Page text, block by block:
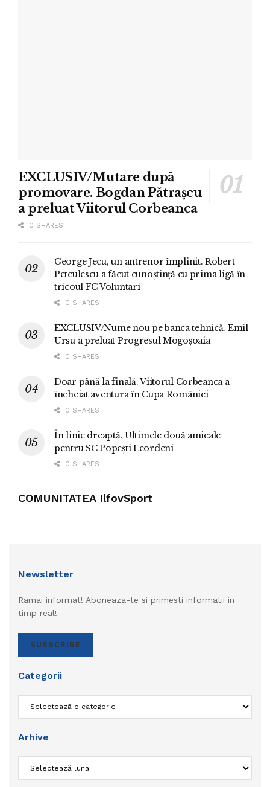
EXCLUSIV/Mutare după
promovare. Bogdan Pătrașcu
a preluat Viitorul Corbeanca
0 SHARES
George Jecu, un antrenor împlinit. Robert
Petculescu a făcut cunoștință cu prima ligă în
tricoul FC Voluntari
0 SHARES
EXCLUSIV/Nume nou pe banca tehnică. Emil
Ursu a preluat Progresul Mogoșoaia
0 SHARES
Doar până la finală. Viitorul Corbeanca a
încheiat aventura în Cupa României
0 SHARES
În linie dreaptă. Ultimele două amicale
pentru SC Popești Leordeni
0 SHARES
COMUNITATEA IlfovSport
Newsletter
Ramai informat! Aboneaza-te si primesti informatii in
timp real!
SUBSCRIBE
Categorii
Arhive